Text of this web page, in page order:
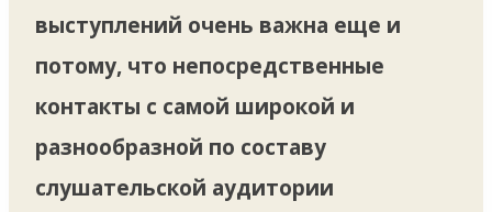
выступлений очень важна еще и
потому, что непосредственные
контакты с самой широкой и
разнообразной по составу
слушательской аудитории